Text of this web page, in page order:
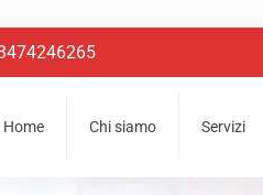
Home Chi siamo Servizi